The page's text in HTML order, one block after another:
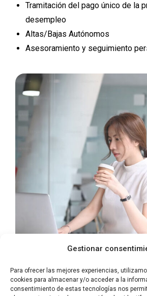
Gestionar
Para ofrecer las mejores experiencias,
cookies para almacenar y/o acceder a la
consentimiento de estas tecnologías nos
Tramitación del pago único de la
desempleo
Altas/Bajas Autónomos
Asesoramiento y seguimiento